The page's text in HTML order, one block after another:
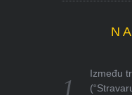
Između